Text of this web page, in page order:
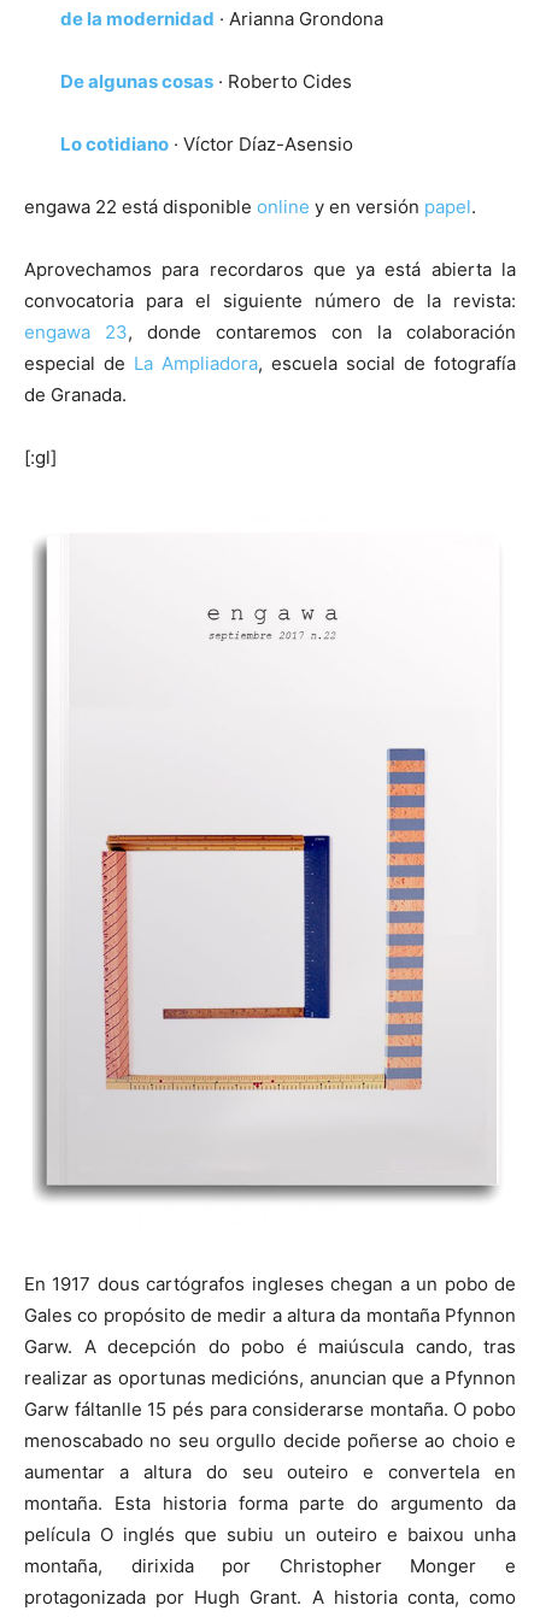
de la modernidad · Arianna Grondona
De algunas cosas · Roberto Cides
Lo cotidiano · Víctor Díaz-Asensio
engawa 22 está disponible online y en versión papel.
Aprovechamos para recordaros que ya está abierta la
convocatoria para el siguiente número de la revista:
engawa 23, donde contaremos con la colaboración
especial de La Ampliadora, escuela social de fotografía
de Granada.
[:gl]
En 1917 dous cartógrafos ingleses chegan a un pobo de
Gales co propósito de medir a altura da montaña Pfynnon
Garw. A decepción do pobo é maiúscula cando, tras
realizar as oportunas medicións, anuncian que a Pfynnon
Garw fáltanlle 15 pés para considerarse montaña. O pobo
menoscabado no seu orgullo decide poñerse ao choio e
aumentar a altura do seu outeiro e convertela en
montaña. Esta historia forma parte do argumento da
película O inglés que subiu un outeiro e baixou unha
montaña, dirixida por Christopher Monger e
protagonizada por Hugh Grant. A historia conta, como